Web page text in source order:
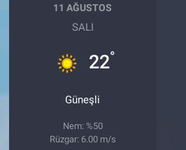
11 AĞUSTOS
SALI
22°
Güneşli
Nem: %50
Rüzgar: 6.00 m/s